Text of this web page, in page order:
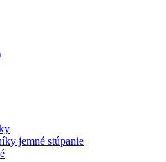
jemné stúpanie